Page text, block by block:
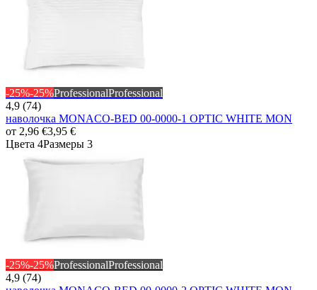
-25%-25%ProfessionalProfessional
4,9 (74)
наволочка MONACO-BED 00-0000-1 OPTIC WHITE MON
от 2,96 €3,95 €
Цвета 4Размеры 3
-25%-25%ProfessionalProfessional
4,9 (74)